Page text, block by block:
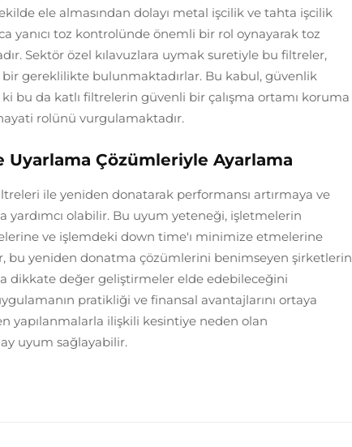
ele almasından dolayı metal işcilik ve tahta işcilik
yanıcı toz kontrolünde önemli bir rol oynayarak toz
Sektör özel kılavuzlara uymak suretiyle bu filtreler,
gereklilikte bulunmaktadırlar. Bu kabul, güvenlik
bu da katlı filtrelerin güvenli bir çalışma ortamı koruma
rolünü vurgulamaktadır.
Uyarlama Çözümleriyle Ayarlama
ile yeniden donatarak performansı artırmaya ve
olabilir. Bu uyum yeteneği, işletmelerin
ve işlemdeki down time'ı minimize etmelerine
bu yeniden donatma çözümlerini benimseyen şirketlerin
dikkate değer geliştirmeler elde edebileceğini
pratikliği ve finansal avantajlarını ortaya
yapılanmalarla ilişkili kesintiye neden olan
uyum sağlayabilir.